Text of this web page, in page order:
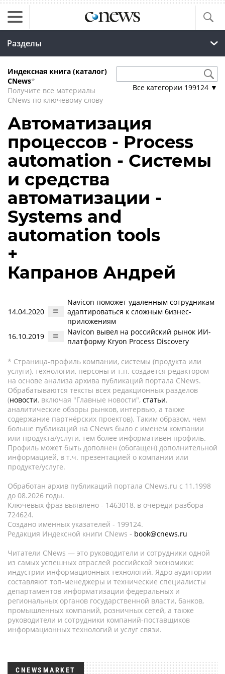
Разделы
Индексная книга (каталог)
CNews*
Получите все материалы
CNews по ключевому слову
Все категории 199124 ▼
Автоматизация
процессов - Process
automation - Системы
и средства
автоматизации -
Systems and
automation tools
+
Капранов Андрей
14.04.2020
Navicon поможет удаленным сотрудникам
адаптироваться к сложным бизнес-
приложениям
16.10.2019
Navicon вывел на российский рынок ИИ-
платформу Kryon Process Discovery
* Страница-профиль компании, системы (продукта или
услуги), технологии, персоны и т.п. создается редактором
на основе анализа архива публикаций портала CNews.
Обрабатываются тексты всех редакционных разделов
(новости, включая "Главные новости", статьи,
аналитические обзоры рынков, интервью, а также
содержание партнёрских проектов). Таким образом, чем
больше публикаций на CNews было с именем компании
или продукта/услуги, тем более информативен профиль.
Профиль может быть дополнен (обогащен) дополнительной
информацией, в т.ч. презентацией о компании или
продукте/услуге.
Обработан архив публикаций портала CNews.ru c 11.1998
до 08.2026 годы.
Ключевых фраз выявлено - 1463018, в очереди разбора -
724624.
Создано именных указателей - 199124.
Редакция Индексной книги CNews - book@cnews.ru
Читатели CNews — это руководители и сотрудники одной
из самых успешных отраслей российской экономики:
индустрии информационных технологий. Ядро аудитории
составляют топ-менеджеры и технические специалисты
департаментов информатизации федеральных и
региональных органов государственной власти, банков,
промышленных компаний, розничных сетей, а также
руководители и сотрудники компаний-поставщиков
информационных технологий и услуг связи.
CNEWSMARKET